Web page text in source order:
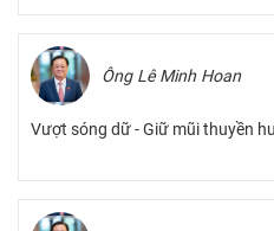
Ông Lê Minh Hoan
Vượt sóng dữ - Giữ mũi thuyền